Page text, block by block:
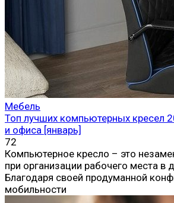
Мебель
Топ лучших компьютерных кресел
и офиса [январь]
72
Компьютерное кресло – это
при организации рабочего места в
Благодаря своей продуманной
мобильности